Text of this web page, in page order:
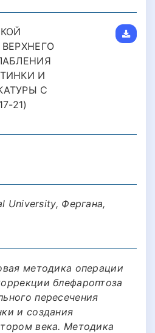
И
С
21)
University, Фергана,
методика операции
блефароптоза
пересечения
и создания
века. Методика